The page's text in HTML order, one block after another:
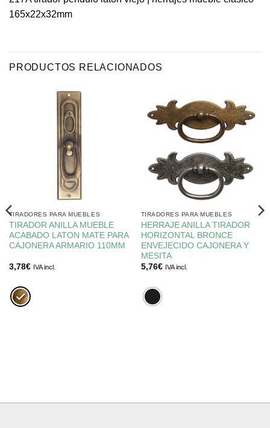
165x22x32mm
PRODUCTOS RELACIONADOS
TIRADORES PARA MUEBLES
TIRADOR ANILLA MUEBLE
ACABADO LATON MATE PARA
CAJONERA ARMARIO 110MM
3,78€ IVA incl.
TIRADORES PARA MUEBLES
HERRAJE ANILLA TIRADOR
HORIZONTAL BRONCE
ENVEJECIDO CAJONERA Y
MESITA
5,76€ IVA incl.